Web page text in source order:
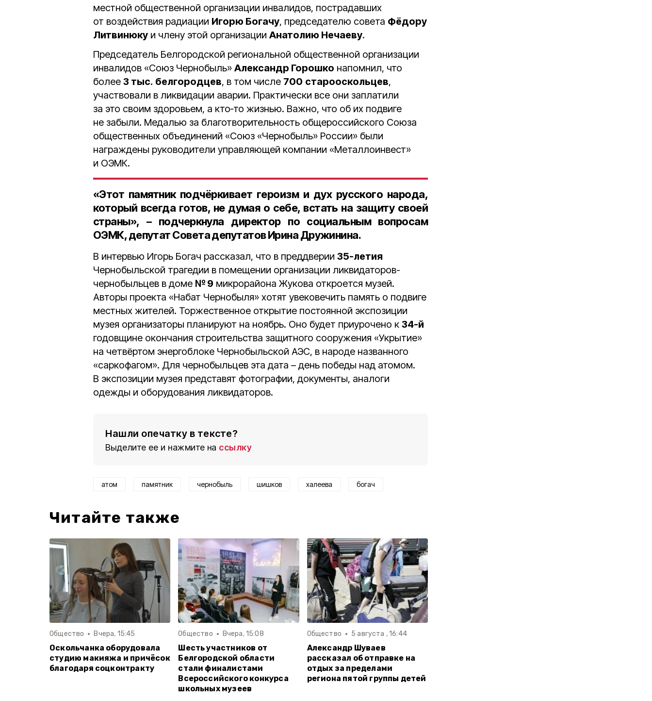
местной общественной организации инвалидов, пострадавших
от воздействия радиации Игорю Богачу, председателю совета Фёдору
Литвинюку и члену этой организации Анатолию Нечаеву.
Председатель Белгородской региональной общественной организации
инвалидов «Союз Чернобыль» Александр Горошко напомнил, что
более 3 тыс. белгородцев, в том числе 700 старооскольцев,
участвовали в ликвидации аварии. Практически все они заплатили
за это своим здоровьем, а кто‑то жизнью. Важно, что об их подвиге
не забыли. Медалью за благотворительность общероссийского Союза
общественных объединений «Союз «Чернобыль» России» были
награждены руководители управляющей компании «Металлоинвест»
и ОЭМК.
«Этот памятник подчёркивает героизм и дух русского народа,
который всегда готов, не думая о себе, встать на защиту своей
страны», – подчеркнула директор по социальным вопросам
ОЭМК, депутат Совета депутатовИрина Дружинина.
В интервью Игорь Богач рассказал, что в преддверии 35-летия
Чернобыльской трагедии в помещении организации ликвидаторов-
чернобыльцев в доме № 9 микрорайона Жукова откроется музей.
Авторы проекта «Набат Чернобыля» хотят увековечить память о подвиге
местных жителей. Торжественное открытие постоянной экспозиции
музея организаторы планируют на ноябрь. Оно будет приурочено к 34-й
годовщине окончания строительства защитного сооружения «Укрытие»
на четвёртом энергоблоке Чернобыльской АЭС, в народе названного
«саркофагом». Для чернобыльцев эта дата – день победы над атомом.
В экспозиции музея представят фотографии, документы, аналоги
одежды и оборудования ликвидаторов.
Нашли опечатку в тексте?
Выделите ее и нажмите на ссылку
атом памятник чернобыль шишков халеева богач
Читайте также
Общество Вчера, 15:45
Оскольчанка оборудовала
студию макияжа и причёсок
благодаря соцконтракту
Общество Вчера, 15:08
Шесть участников от
Белгородской области
стали финалистами
Всероссийского конкурса
школьных музеев
Общество 5 августа , 16:44
Александр Шуваев
рассказал об отправке на
отдых за пределами
региона пятой группы детей